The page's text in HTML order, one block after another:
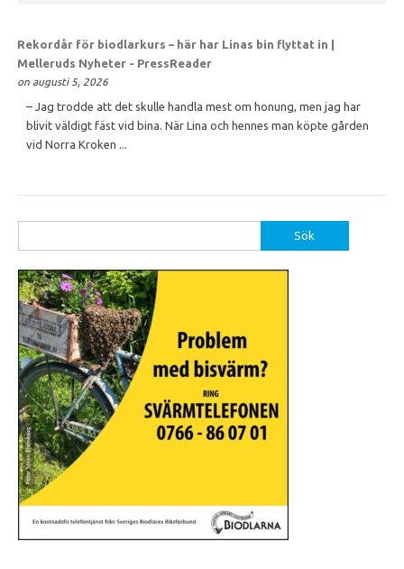
Rekordår för biodlarkurs – här har Linas bin flyttat in |
Melleruds Nyheter - PressReader
on augusti 5, 2026
– Jag trodde att det skulle handla mest om honung, men jag har
blivit väldigt fäst vid bina. När Lina och hennes man köpte gården
vid Norra Kroken ...
efter: